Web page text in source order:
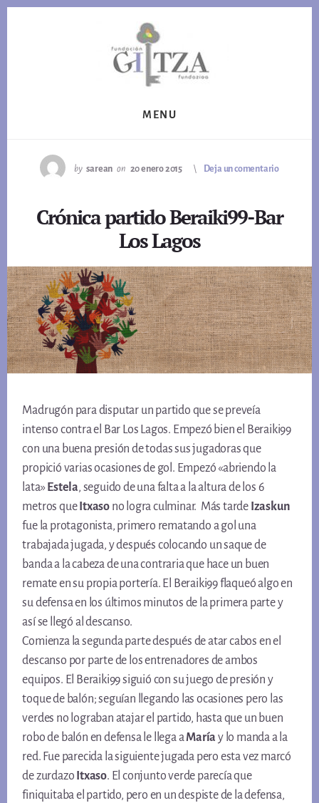
MENU
by sarean on 20 enero 2015 Deja un comentario
Crónica partido Beraiki99-Bar
Los Lagos
Madrugón para disputar un partido que se preveía
intenso contra el Bar Los Lagos. Empezó bien el Beraiki99
con una buena presión de todas sus jugadoras que
propició varias ocasiones de gol. Empezó «abriendo la
lata» Estela, seguido de una falta a la altura de los 6
metros que Itxaso no logra culminar. Más tarde Izaskun
fue la protagonista, primero rematando a gol una
trabajada jugada, y después colocando un saque de
banda a la cabeza de una contraria que hace un buen
remate en su propia portería. El Beraiki99 flaqueó algo en
su defensa en los últimos minutos de la primera parte y
así se llegó al descanso.
Comienza la segunda parte después de atar cabos en el
descanso por parte de los entrenadores de ambos
equipos. El Beraiki99 siguió con su juego de presión y
toque de balón; seguían llegando las ocasiones pero las
verdes no lograban atajar el partido, hasta que un buen
robo de balón en defensa le llega aMaría y lo manda a la
red. Fue parecida la siguiente jugada pero esta vez marcó
de zurdazo Itxaso. El conjunto verde parecía que
finiquitaba el partido, pero en un despiste de la defensa,